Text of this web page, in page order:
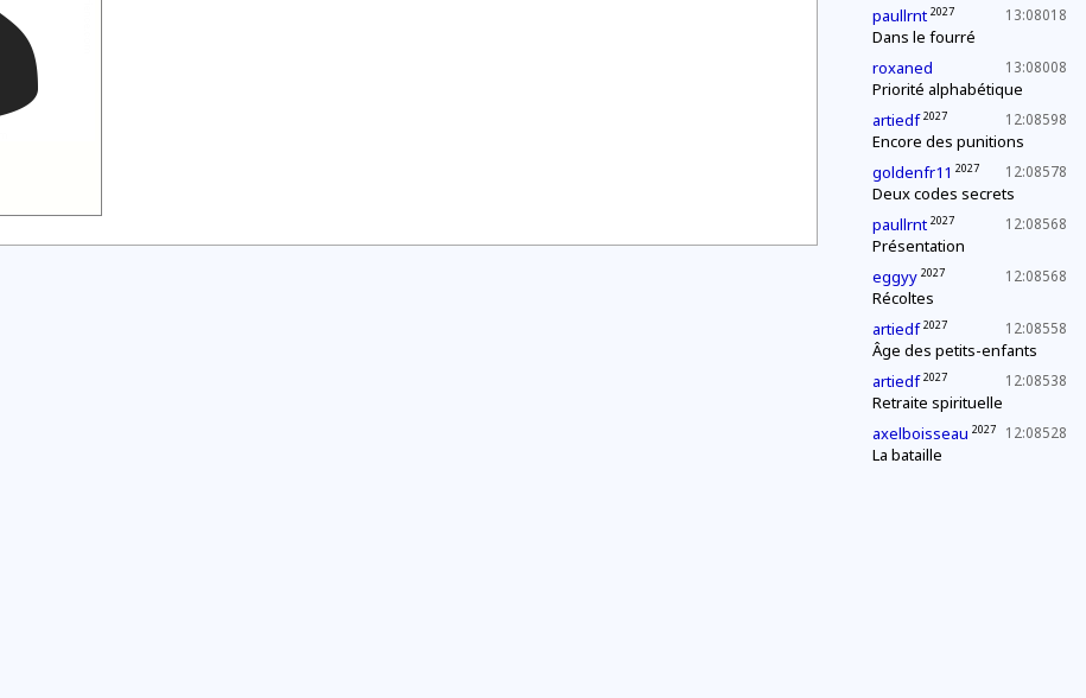
13:08018
paullrnt 2027
Dans le fourré
13:08008
roxaned
Priorité alphabétique
12:08598
artiedf 2027
Encore des punitions
12:08578
goldenfr11 2027
Deux codes secrets
12:08568
paullrnt 2027
Présentation
12:08568
eggyy 2027
Récoltes
12:08558
artiedf 2027
Âge des petits-enfants
12:08538
artiedf 2027
Retraite spirituelle
12:08528
axelboisseau 2027
La bataille